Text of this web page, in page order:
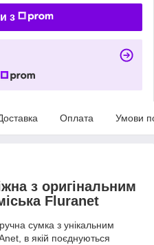
з
Оплата Умови
з оригінальним
Fluranet
сумка з унікальним
в якій поєднуються